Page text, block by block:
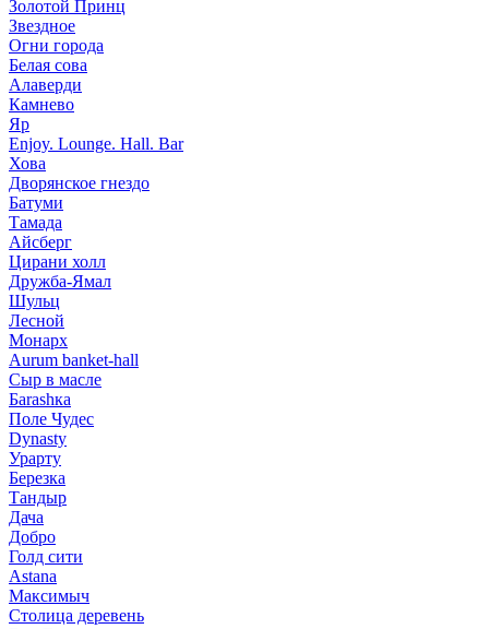
Золотой Принц
Звездное
Огни города
Белая сова
Алаверди
Камнево
Яр
Enjoy. Lounge. Hall. Bar
Хова
Дворянское гнездо
Батуми
Тамада
Айсберг
Цирани холл
Дружба-Ямал
Шульц
Лесной
Монарх
Aurum banket-hall
Сыр в масле
Баrаshка
Поле Чудес
Dynasty
Урарту
Березка
Тандыр
Дача
Добро
Голд сити
Astana
Максимыч
Столица деревень